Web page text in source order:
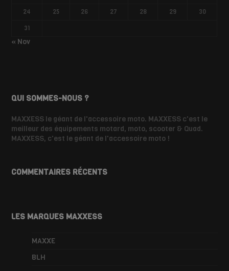
24
25 26 27 28 29
30
31
« Nov
QUI SOMMES-NOUS ?
MAXXESS le géant de l'accessoire moto. MAXXESS c'est le
meilleur des équipements motard, moto, scooter & Quad.
MAXXESS, c'est le géant de l'accessoire moto !
COMMENTAIRES RÉCENTS
LES MARQUES MAXXESS
MAXXE
BLH